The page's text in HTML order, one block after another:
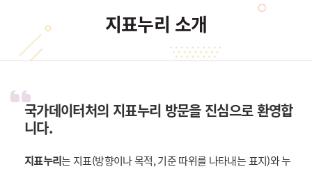
의
나
지표누리 소개
국가데이터처의 지표누리 방문을 진심으로 환영합
니다.
지표누리는 지표(방향이나 목적, 기준 따위를 나타내는 표지)와 누